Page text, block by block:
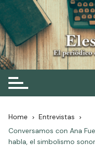
Skip
to
content
Elescritor.es
El periódico digital de
Home
Entrevistas
Conversamos con Ana
habla, el simbolismo